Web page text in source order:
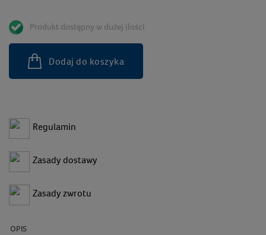
Produkt dostępny w dużej ilości
Dodaj do koszyka
Regulamin
Zasady dostawy
Zasady zwrotu
OPIS